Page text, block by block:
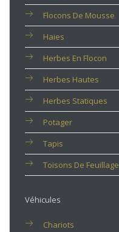
Flocons De Mousse
Haies
Herbes En Flocon
Herbes Hautes
Herbes Statiques
Potager
Tapis
Toisons De Feuillage
Véhicules
Chariots